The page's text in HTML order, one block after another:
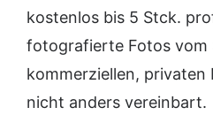
kostenlos bis 5 Stck.
fotografierte Fotos vom
kommerziellen, privaten
nicht anders vereinbart.